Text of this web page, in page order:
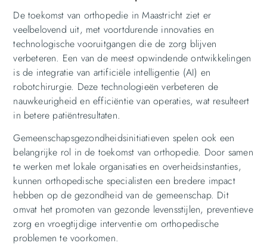
De toekomst van orthopedie in Maastricht ziet er
veelbelovend uit, met voortdurende innovaties en
technologische vooruitgangen die de zorg blijven
verbeteren. Een van de meest opwindende ontwikkelingen
is de integratie van artificiële intelligentie (AI) en
robotchirurgie. Deze technologieën verbeteren de
nauwkeurigheid en efficiëntie van operaties, wat resulteert
in betere patiëntresultaten.
Gemeenschapsgezondheidsinitiatieven spelen ook een
belangrijke rol in de toekomst van orthopedie. Door samen
te werken met lokale organisaties en overheidsinstanties,
kunnen orthopedische specialisten een bredere impact
hebben op de gezondheid van de gemeenschap. Dit
omvat het promoten van gezonde levensstijlen, preventieve
zorg en vroegtijdige interventie om orthopedische
problemen te voorkomen.